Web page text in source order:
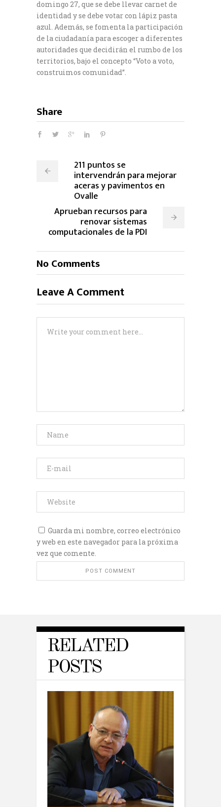
domingo 27, que se debe llevar carnet de
identidad y se debe votar con lápiz pasta
azul. Además, se fomenta la participación
de la ciudadanía para escoger a diferentes
autoridades que decidirán el rumbo de los
territorios, bajo el concepto “Voto a voto,
construimos comunidad”.
Share
211 puntos se
intervendrán para mejorar
aceras y pavimentos en
Ovalle
Aprueban recursos para
renovar sistemas
computacionales de la PDI
No Comments
Leave A Comment
Guarda mi nombre, correo electrónico
y web en este navegador para la próxima
vez que comente.
RELATED
POSTS